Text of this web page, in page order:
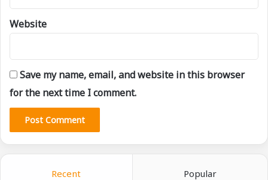
Website
Save my name, email, and website in this browser
for the next time I comment.
Recent Popular